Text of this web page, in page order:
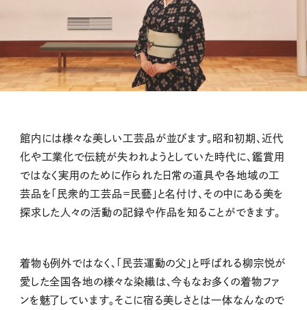
館内には様々な美しい工芸品が並びます。昭和初期、近代
化や工業化で伝統が失われようとしていた時代に、鑑賞用
ではなく実用のために作られた日常の道具や各地域の工
芸品を「民衆的工芸品＝民藝」と名付け、その中にある美を
探求した人々の活動の記録や作品を知ることができます。
着物も例外ではなく、「民芸運動の父」と呼ばれる柳宗悦が
愛した全国各地の様々な染織は、今もなお多くの着物ファ
ンを魅了しています。そこに宿る美しさとは一体なんなので